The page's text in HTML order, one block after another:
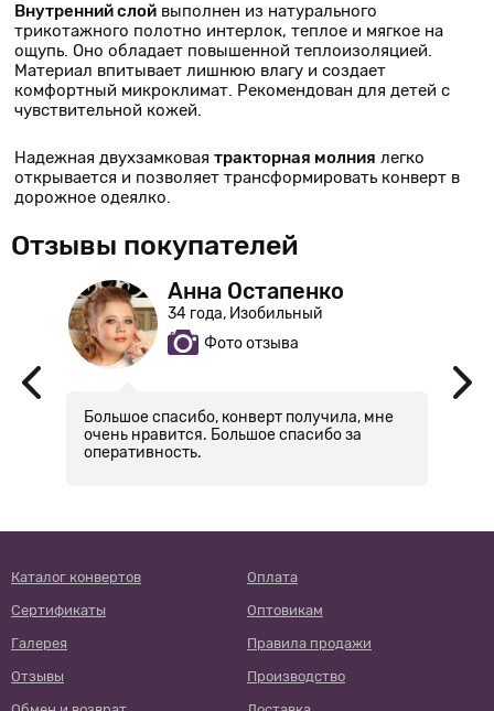
Внутренний слой выполнен из натурального
трикотажного полотно интерлок, теплое и мягкое на
ощупь. Оно обладает повышенной теплоизоляцией.
Материал впитывает лишнюю влагу и создает
комфортный микроклимат. Рекомендован для детей с
чувствительной кожей.
Надежная двухзамковая тракторная молния легко
открывается и позволяет трансформировать конверт в
дорожное одеялко.
Отзывы покупателей
Анна Остапенко
34 года, Изобильный
Фото отзыва
Большое спасибо, конверт получила, мне
очень нравится. Большое спасибо за
оперативность.
Каталог конвертов
Оплата
Сертификаты
Оптовикам
Галерея
Правила продажи
Отзывы
Производство